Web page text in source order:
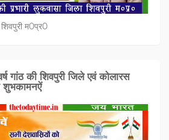
म0प्र0
गांठ की शिवपुरी जिले एवं कोलारस
शुभकामनऐं